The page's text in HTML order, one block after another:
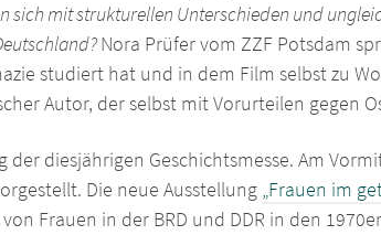
sich mit strukturellen Unterschieden und
Nora Prüfer vom ZZF Potsdam
studiert hat und in dem Film selbst zu
Autor, der selbst mit Vorurteilen gegen
der diesjährigen Geschichtsmesse. Am
Die neue Ausstellung „Frauen im
Frauen in der BRD und DDR in den